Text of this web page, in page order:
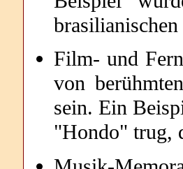
Film- und
von
sein. Ein
"Hondo" trug,